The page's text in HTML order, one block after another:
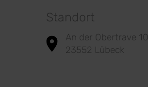
Standort
An der Obertrave 10
23552 Lübeck